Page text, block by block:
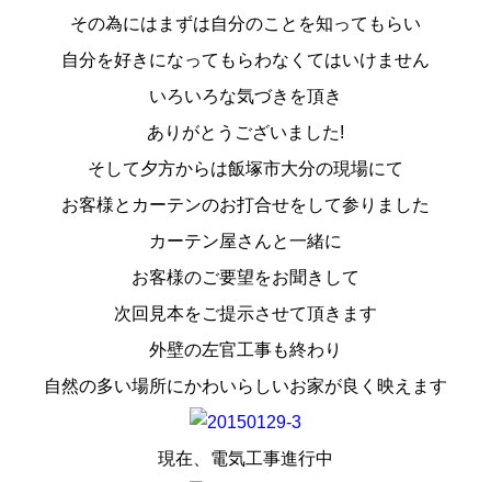
その為にはまずは自分のことを知ってもらい
自分を好きになってもらわなくてはいけません
いろいろな気づきを頂き
ありがとうございました!
そして夕方からは飯塚市大分の現場にて
お客様とカーテンのお打合せをして参りました
カーテン屋さんと一緒に
お客様のご要望をお聞きして
次回見本をご提示させて頂きます
外壁の左官工事も終わり
自然の多い場所にかわいらしいお家が良く映えます
現在、電気工事進行中